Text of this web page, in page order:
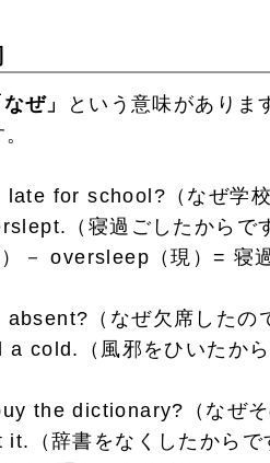
なぜ」 という意味がありま
for school?（なぜ学校
（寝過ごしたからで
－ oversleep（現）= 寝
（なぜ欠席したの
cold.（風邪をひいたから
the dictionary?（なぜそ
（辞書をなくしたからで